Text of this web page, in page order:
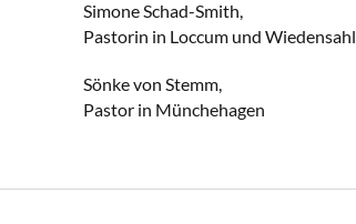
Simone Schad-Smith,
Pastorin in Loccum und Wiedensahl
Sönke von Stemm,
Pastor in Münchehagen